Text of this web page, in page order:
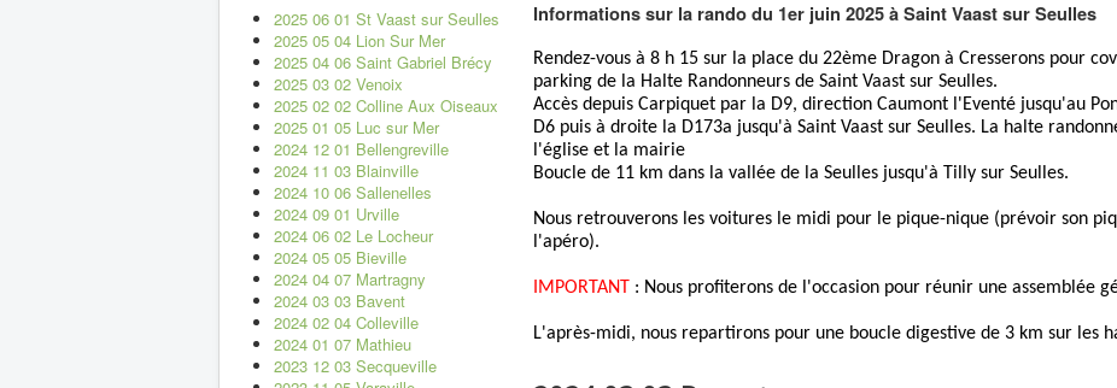
2025 06 01 St Vaast sur Seulles
2025 05 04 Lion Sur Mer
2025 04 06 Saint Gabriel Brécy
2025 03 02 Venoix
2025 02 02 Colline Aux Oiseaux
2025 01 05 Luc sur Mer
2024 12 01 Bellengreville
2024 11 03 Blainville
2024 10 06 Sallenelles
2024 09 01 Urville
2024 06 02 Le Locheur
2024 05 05 Bieville
2024 04 07 Martragny
2024 03 03 Bavent
2024 02 04 Colleville
2024 01 07 Mathieu
2023 12 03 Secqueville
Informations sur la rando du 1er juin 2025 à Saint Vaast sur Seulles
Rendez-vous à 8 h 15 sur la place du 22ème Dragon à Cresserons pour
parking de la Halte Randonneurs de Saint Vaast sur Seulles.
Accès depuis Carpiquet par la D9, direction Caumont l'Eventé jusqu'au
D6 puis à droite la D173a jusqu'à Saint Vaast sur Seulles. La halte
l'église et la mairie
Boucle de 11 km dans la vallée de la Seulles jusqu'à Tilly sur Seulles.
Nous retrouverons les voitures le midi pour le pique-nique (prévoir son
l'apéro).
IMPORTANT : Nous profiterons de l'occasion pour réunir une assemblée
L'après-midi, nous repartirons pour une boucle digestive de 3 km sur les